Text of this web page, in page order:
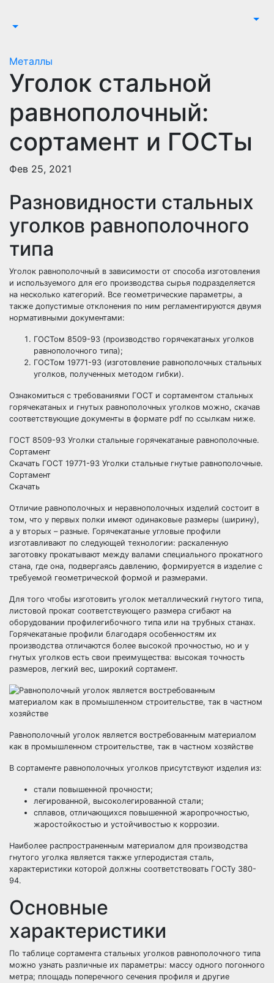
Металлы
Уголок стальной
равнополочный:
сортамент и ГОСТы
Фев 25, 2021
Разновидности стальных
уголков равнополочного
типа
Уголок равнополочный в зависимости от способа изготовления
и используемого для его производства сырья подразделяется
на несколько категорий. Все геометрические параметры, а
также допустимые отклонения по ним регламентируются двумя
нормативными документами:
ГОСТом 8509-93 (производство горячекатаных уголков
равнополочного типа);
ГОСТом 19771-93 (изготовление равнополочных стальных
уголков, полученных методом гибки).
Ознакомиться с требованиями ГОСТ и сортаментом стальных
горячекатаных и гнутых равнополочных уголков можно, скачав
соответствующие документы в формате pdf по ссылкам ниже.
ГОСТ 8509-93 Уголки стальные горячекатаные равнополочные.
Сортамент
Скачать ГОСТ 19771-93 Уголки стальные гнутые равнополочные.
Сортамент
Скачать
Отличие равнополочных и неравнополочных изделий состоит в
том, что у первых полки имеют одинаковые размеры (ширину),
а у вторых – разные. Горячекатаные угловые профили
изготавливают по следующей технологии: раскаленную
заготовку прокатывают между валами специального прокатного
стана, где она, подвергаясь давлению, формируется в изделие с
требуемой геометрической формой и размерами.
Для того чтобы изготовить уголок металлический гнутого типа,
листовой прокат соответствующего размера сгибают на
оборудовании профилегибочного типа или на трубных станах.
Горячекатаные профили благодаря особенностям их
производства отличаются более высокой прочностью, но и у
гнутых уголков есть свои преимущества: высокая точность
размеров, легкий вес, широкий сортамент.
Равнополочный уголок является востребованным материалом
как в промышленном строительстве, так в частном хозяйстве
В сортаменте равнополочных уголков присутствуют изделия из:
стали повышенной прочности;
легированной, высоколегированной стали;
сплавов, отличающихся повышенной жаропрочностью,
жаростойкостью и устойчивостью к коррозии.
Наиболее распространенным материалом для производства
гнутого уголка является также углеродистая сталь,
характеристики которой должны соответствовать ГОСТу 380-
94.
Основные
характеристики
По таблице сортамента стальных уголков равнополочного типа
можно узнать различные их параметры: массу одного погонного
метра; площадь поперечного сечения профиля и другие